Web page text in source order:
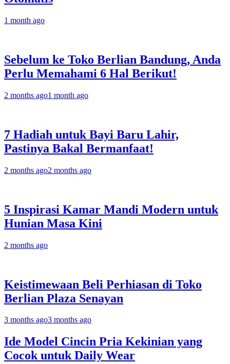
1 month ago
Sebelum ke Toko Berlian Bandung, Anda
Perlu Memahami 6 Hal Berikut!
2 months ago1 month ago
7 Hadiah untuk Bayi Baru Lahir,
Pastinya Bakal Bermanfaat!
2 months ago2 months ago
5 Inspirasi Kamar Mandi Modern untuk
Hunian Masa Kini
2 months ago
Keistimewaan Beli Perhiasan di Toko
Berlian Plaza Senayan
3 months ago3 months ago
Ide Model Cincin Pria Kekinian yang
Cocok untuk Daily Wear